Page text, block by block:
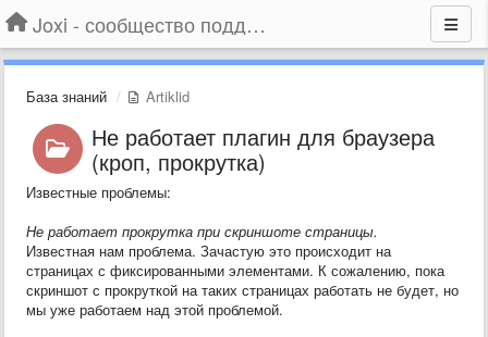
Joxi - сообщество поддержки
База знаний Artiklid
Не работает плагин для браузера
(кроп, прокрутка)
Известные проблемы:
Не работает прокрутка при скриншоте страницы.
Известная нам проблема. Зачастую это происходит на
страницах с фиксированными элементами. К сожалению, пока
скриншот с прокруткой на таких страницах работать не будет, но
мы уже работаем над этой проблемой.